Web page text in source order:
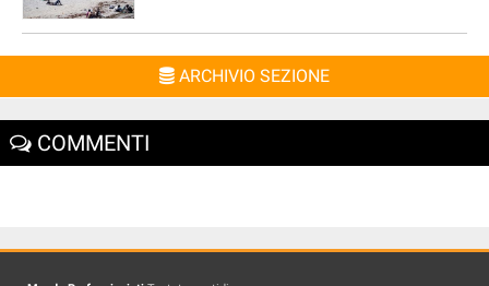
ARCHIVIO SEZIONE
COMMENTI